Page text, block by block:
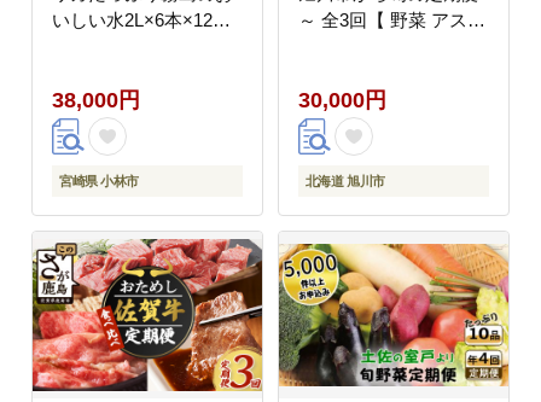
いしい水2L×6本×12か
ーター 天然水 水 中硬
水 シリカ 美容 人気 霧
島 宮崎 小林）
38,000円
宮崎県 小林市
～ 全3回【 野菜 アスパ
ッシュ とうもろこし 赤
肉 メロン フルーツ 果
物 旭川市ふるさと納税
北海道ふるさと納税 旭
定期便 頒布会 冷蔵配送
クール便 】 _01107
30,000円
北海道 旭川市